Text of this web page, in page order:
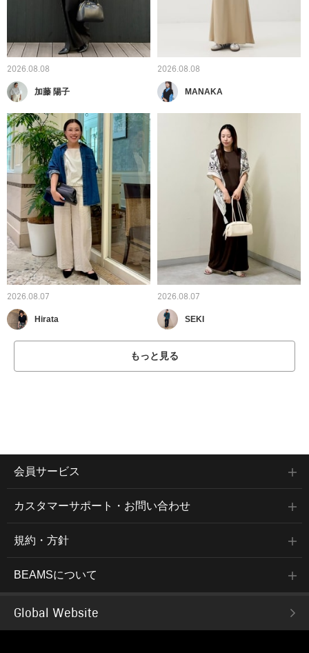
2026.08.08
加藤 陽子
2026.08.08
MANAKA
2026.08.07
Hirata
2026.08.07
SEKI
もっと見る
会員サービス
カスタマーサポート・お問い合わせ
規約・方針
BEAMSについて
Global Website